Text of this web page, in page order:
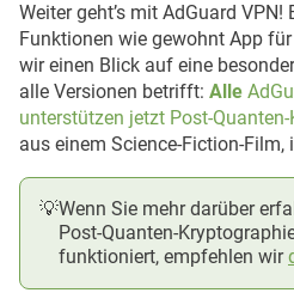
Interaktive Blockierungsseiten.
Weiter geht’s mit AdGuard VPN!
Funktionen wie gewohnt App
wir einen Blick auf eine
alle Versionen betrifft: Alle
unterstützen jetzt Post-
aus einem Science-Fiction-Film,
💡Wenn Sie mehr darüber
Post-Quanten-
funktioniert, empfehlen wir